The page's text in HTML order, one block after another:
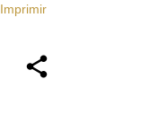
Imprimir